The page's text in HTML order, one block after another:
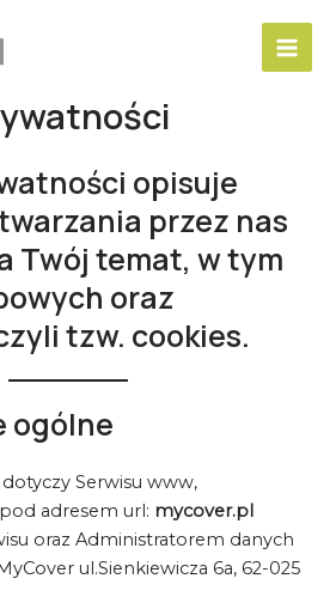
opisuje
przez nas
Twój temat, w tym
oraz
tzw. cookies.
ogólne
Serwisu www,
adresem url: mycover.pl
oraz Administratorem danych
ul.Sienkiewicza 6a, 62-025